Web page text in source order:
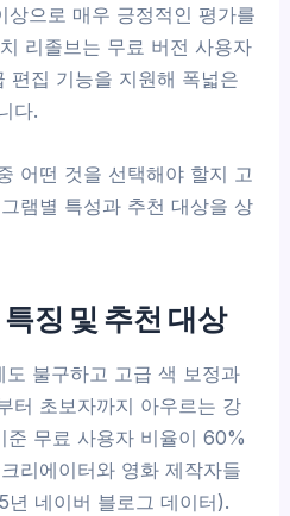
으로 매우 긍정적인 평가를
리졸브는 무료 버전 사용자
집 기능을 지원해 폭넓은
다.
어떤 것을 선택해야 할지 고
램별 특성과 추천 대상을 상
징 및 추천 대상
도 불구하고 고급 색 보정과
터 초보자까지 아우르는 강
무료 사용자 비율이 60%
리에이터와 영화 제작자들
네이버 블로그 데이터).